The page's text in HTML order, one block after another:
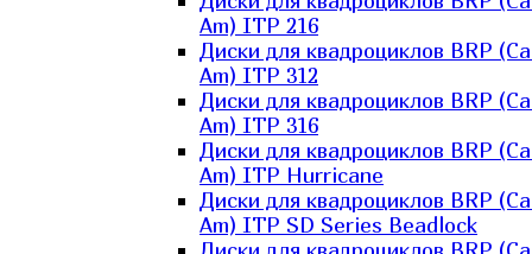
Am) ITP 216
Диски для квадроциклов BRP
Am) ITP 312
Диски для квадроциклов BRP
Am) ITP 316
Диски для квадроциклов BRP
Am) ITP Hurricane
Диски для квадроциклов BRP
Am) ITP SD Series Beadlock